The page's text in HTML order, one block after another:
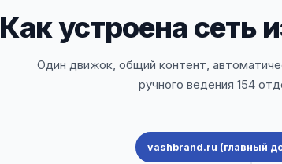
Как устроена сеть
Один движок, общий контент,
ручного ведения 154
vashbrand.ru (главный